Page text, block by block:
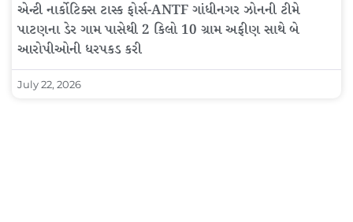
એન્ટી નાર્કોટિક્સ ટાસ્ક ફોર્સ-ANTF ગાંધીનગર ઝોનની ટીમે
પાટણના ડેર ગામ પાસેથી 2 કિલો 10 ગ્રામ અફીણ સાથે બે
આરોપીઓની ધરપકડ કરી
July 22, 2026